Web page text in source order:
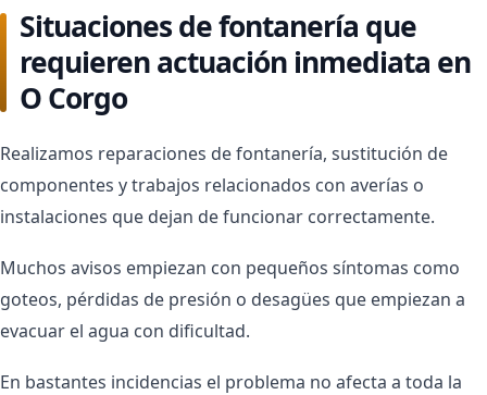
Situaciones de fontanería que
requieren actuación inmediata en
O Corgo
Realizamos reparaciones de fontanería, sustitución de
componentes y trabajos relacionados con averías o
instalaciones que dejan de funcionar correctamente.
Muchos avisos empiezan con pequeños síntomas como
goteos, pérdidas de presión o desagües que empiezan a
evacuar el agua con dificultad.
En bastantes incidencias el problema no afecta a toda la